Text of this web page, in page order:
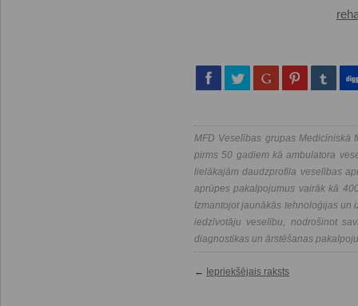
MFD Veselības grupas Medicīniskā
pirms 50 gadiem kā ambulatora
lielākajām daudzprofila veselības
aprūpes pakalpojumus vairāk kā
Izmantojot jaunākās tehnoloģijas un
iedzīvotāju veselību, nodrošinot
diagnostikas un ārstēšanas
← Iepriekšējais raksts